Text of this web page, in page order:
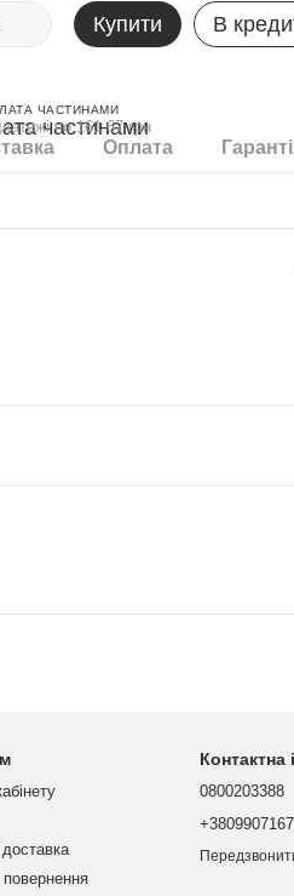
Купити В
ЧАСТИНАМИ
по 161.67 грн
Оплата
Контактна
0800203388